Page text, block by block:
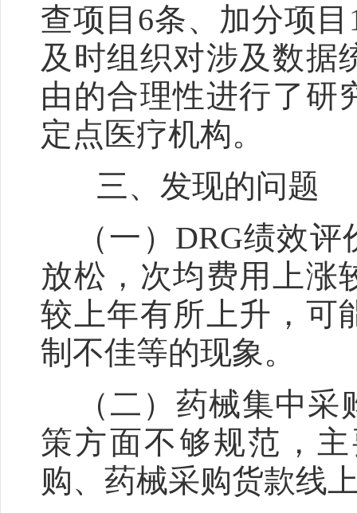
查项目6条、加分项
及时组织对涉及数据
由的合理性进行了研
定点医疗机构。
三、发现的问题
（一）DRG绩效评
放松，次均费用上涨
较上年有所上升，可
制不佳等的现象。
（二）药械集中采
策方面不够规范，
购、药械采购货款线